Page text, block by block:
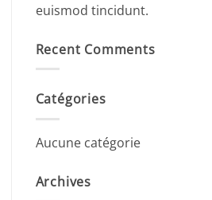
euismod tincidunt.
Recent Comments
Catégories
Aucune catégorie
Archives